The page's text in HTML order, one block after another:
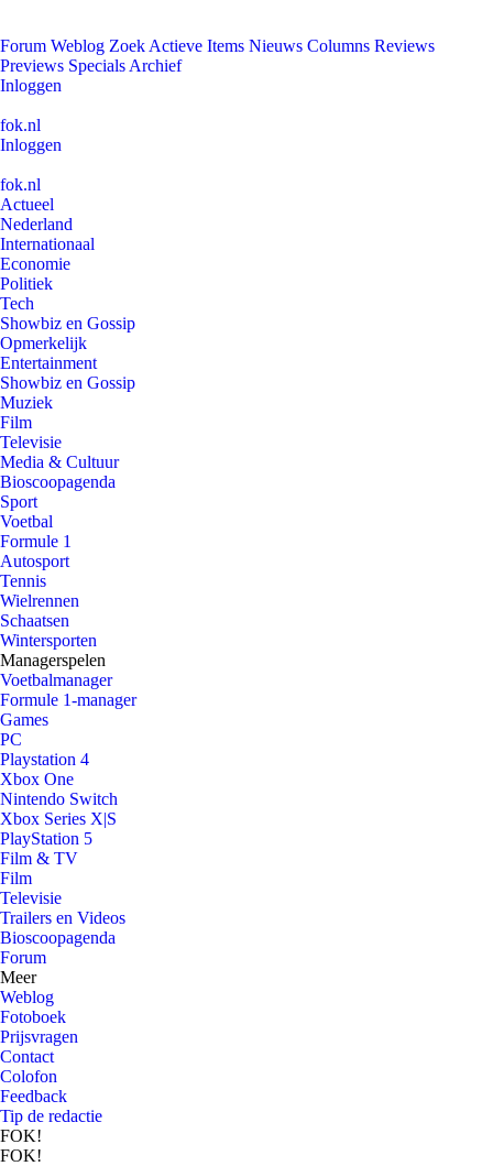
Forum Weblog Zoek Actieve Items Nieuws Columns Reviews
Previews Specials Archief
Inloggen
fok.nl
Inloggen
fok.nl
Actueel
Nederland
Internationaal
Economie
Politiek
Tech
Showbiz en Gossip
Opmerkelijk
Entertainment
Showbiz en Gossip
Muziek
Film
Televisie
Media & Cultuur
Bioscoopagenda
Sport
Voetbal
Formule 1
Autosport
Tennis
Wielrennen
Schaatsen
Wintersporten
Managerspelen
Voetbalmanager
Formule 1-manager
Games
PC
Playstation 4
Xbox One
Nintendo Switch
Xbox Series X|S
PlayStation 5
Film & TV
Film
Televisie
Trailers en Videos
Bioscoopagenda
Forum
Meer
Weblog
Fotoboek
Prijsvragen
Contact
Colofon
Feedback
Tip de redactie
FOK!
FOK!